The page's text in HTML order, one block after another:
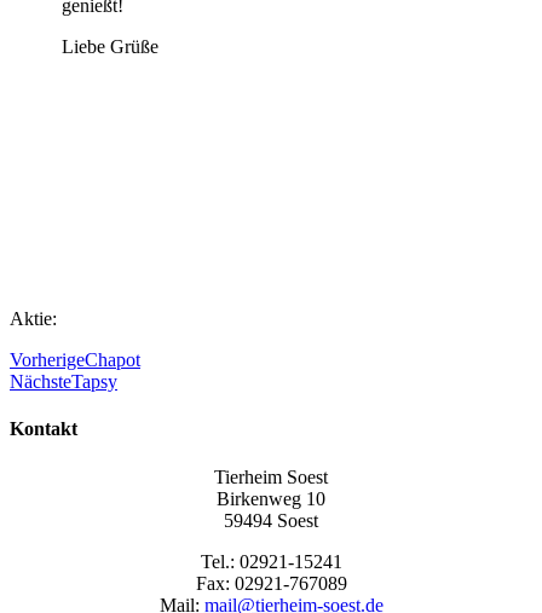
genießt!
Liebe Grüße
Aktie:
VorherigeChapot
NächsteTapsy
Kontakt
Tierheim Soest
Birkenweg 10
59494 Soest
Tel.: 02921-15241
Fax: 02921-767089
Mail: mail@tierheim-soest.de